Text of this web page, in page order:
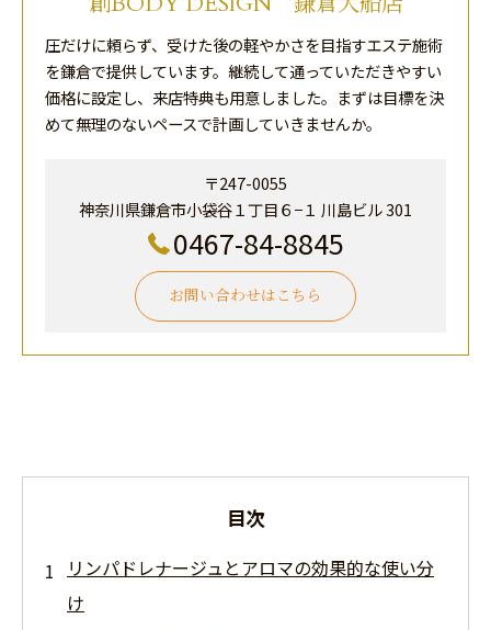
圧だけに頼らず、受けた後の軽やかさを目指すエステ施術
を鎌倉で提供しています。継続して通っていただきやすい
価格に設定し、来店特典も用意しました。まずは目標を決
めて無理のないペースで計画していきませんか。
〒247-0055
神奈川県鎌倉市小袋谷１丁目６−１ 川島ビル 301
0467-84-8845
お問い合わせはこちら
目次
リンパドレナージュとアロマの効果的な使い分
け